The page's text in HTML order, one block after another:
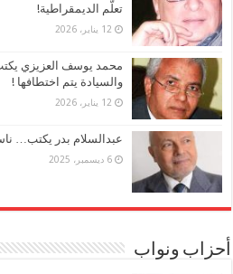
تعلُّم الديمقراطية!
12 يناير، 2026
محمد يوسف العزيزي
والسيادة يتم اختطافها !
12 يناير، 2026
عبدالسلام بدر يكتب…
6 ديسمبر، 2025
أحزاب ونواب